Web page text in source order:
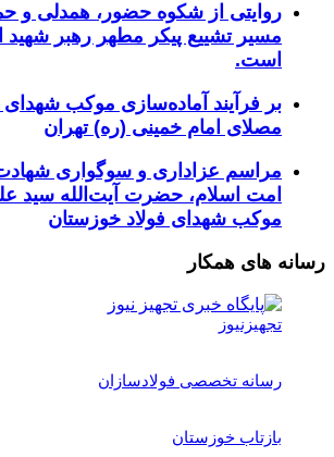
روایتی از شکوه حضور، همدلی و
مسیر تشییع پیکر مطهر رهبر شهید
است.
بر فرآیند آماده‌سازی موکب شهدای
مصلای امام خمینی (ره) تهران
مراسم عزاداری و سوگواری شهادت
امت اسلام، حضرت آیت‌الله سید
موکب شهدای فولاد خوزستان
رسانه های همکار
تجهیزنیوز
رسانه تخصصی فولادسازان
بازتاب خوزستان